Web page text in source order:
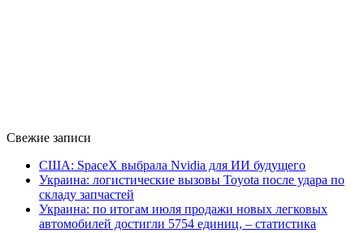
Свежие записи
США: SpaceX выбрала Nvidia для ИИ будущего
Украина: логистические вызовы Toyota после удара по
складу запчастей
Украина: по итогам июля продажи новых легковых
автомобилей достигли 5754 единиц, – статистика